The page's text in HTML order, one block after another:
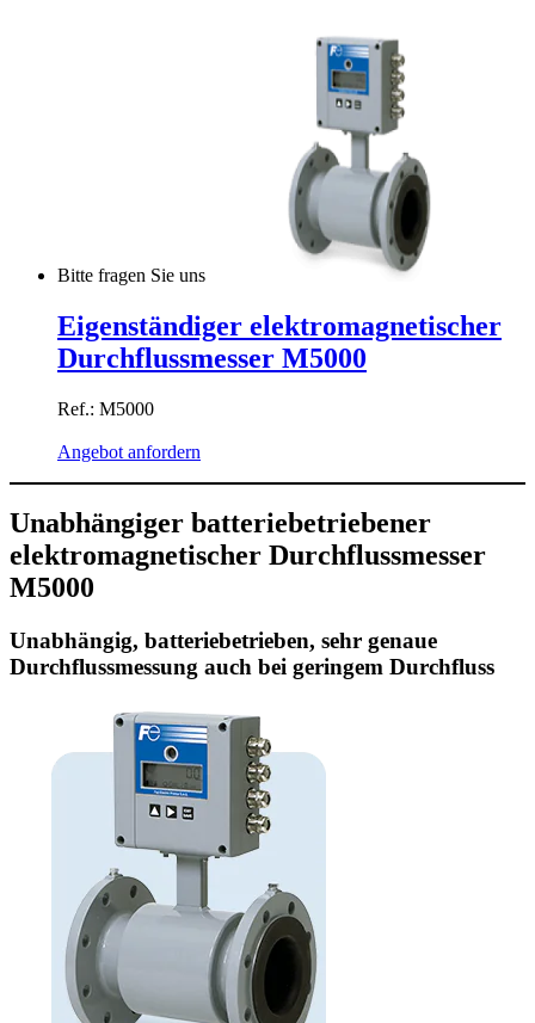
Bitte fragen Sie uns
Eigenständiger elektromagnetischer
Durchflussmesser M5000
Ref.: M5000
Angebot anfordern
Unabhängiger batteriebetriebener
elektromagnetischer Durchflussmesser
M5000
Unabhängig, batteriebetrieben, sehr genaue
Durchflussmessung auch bei geringem Durchfluss